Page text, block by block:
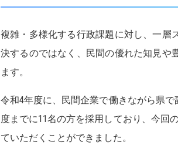
複雑・多様化する行政課題に対し、一層
決するのではなく、民間の優れた知見や
ます。
令和4年度に、民間企業で働きながら県
度までに11名の方を採用しており、今回
ていただくことができました。